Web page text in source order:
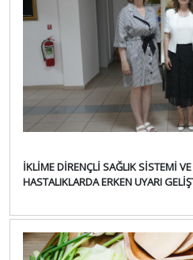
İKLİME DİRENÇLİ SAĞLIK SİSTEMİ
HASTALIKLARDA ERKEN UYARI